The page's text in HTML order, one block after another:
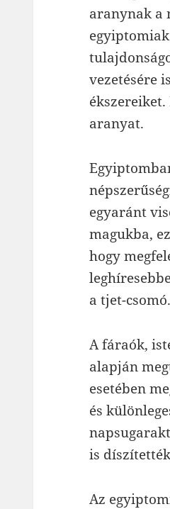
aranynak a
vezetésére
aranyat.
egyaránt
magukba,
hogy
a tjet-csomó.
A fáraók,
alapján
esetében
és
is
Az